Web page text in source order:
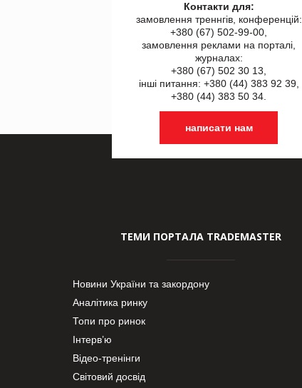
Контакти для:
замовлення треннгів, конференцій:
+380 (67) 502-99-00,
замовлення реклами на порталі,
журналах:
+380 (67) 502 30 13,
інші питання: +380 (44) 383 92 39,
+380 (44) 383 50 34.
написати нам
ТЕМИ ПОРТАЛА TRADEMASTER
Новини України та закордону
Аналітика ринку
Топи про ринок
Інтерв’ю
Відео-тренінги
Світовий досвід